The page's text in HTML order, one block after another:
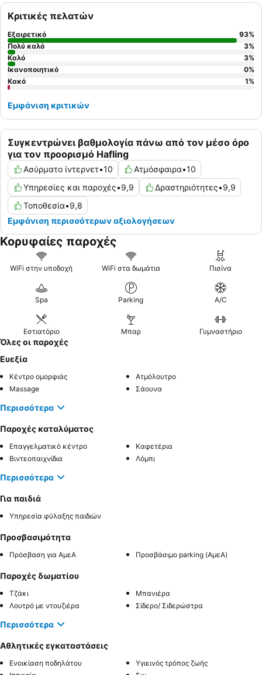
Συγκεντρώνει βαθμολογία πάνω από τον μέσο όρο
για τον προορισμό Hafling
Ασύρματο ίντερνετ•10 Ατμόσφαιρα•10
Υπηρεσίες και παροχές•9,9 Δραστηριότητες•9,9
Τοποθεσία•9,8
Εμφάνιση περισσότερων αξιολογήσεων
Κριτικές πελατών
Εξαιρετικό 93%
Πολύ καλό
3%
Καλό
3%
Ικανοποιητικό
0%
Κακό
1%
Εμφάνιση κριτικών
Κορυφαίες παροχές
WiFi στην υποδοχή WiFi στα δωμάτια Πισίνα
Spa Parking A/C
Εστιατόριο Μπαρ Γυμναστήριο
Όλες οι παροχές
Ευεξία
Κέντρο ομορφιάς
Ατμόλουτρο
Massage
Σάουνα
Περισσότερα
Παροχές καταλύματος
Επαγγελματικό κέντρο
Καφετέρια
Βιντεοπαιχνίδια
Λόμπι
Περισσότερα
Για παιδιά
Υπηρεσία φύλαξης παιδιών
Προσβασιμότητα
Πρόσβαση για ΑμεΑ Προσβάσιμο parking (ΑμεΑ)
Παροχές δωματίου
Τζάκι
Μπανιέρα
Λουτρό με ντουζιέρα
Σίδερο/ Σιδερώστρα
Περισσότερα
Αθλητικές εγκαταστάσεις
Ενοικίαση ποδηλάτου
Υγιεινός τρόπος ζωής